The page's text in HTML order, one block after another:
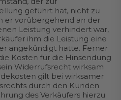
geführt hat, nicht zu
er vorübergehend an der
Leistung verhindert war,
ihm die Leistung eine
angekündigt hatte. Ferner
Kosten für die Hinsendung
Widerrufsrecht wirksam
gilt bei wirksamer
durch den Kunden
des Verkäufers hierzu